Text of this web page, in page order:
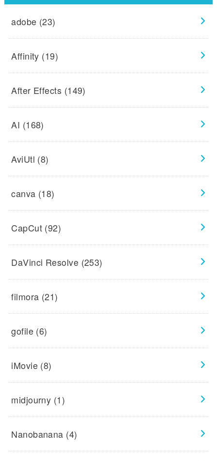
adobe (23)
Affinity (19)
After Effects (149)
AI (168)
AviUtl (8)
canva (18)
CapCut (92)
DaVinci Resolve (253)
filmora (21)
gofile (6)
iMovie (8)
midjourny (1)
Nanobanana (4)